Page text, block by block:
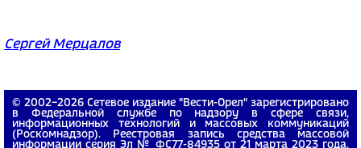
Сергей Мерцалов
© 2002−2026 Сетевое издание "Вести-Орел" зарегистрировано
в Федеральной службе по надзору в сфере связи,
информационных технологий и массовых коммуникаций
(Роскомнадзор). Реестровая запись средства массовой
информации серия Эл № ФС77-84935 от 21 марта 2023 года.